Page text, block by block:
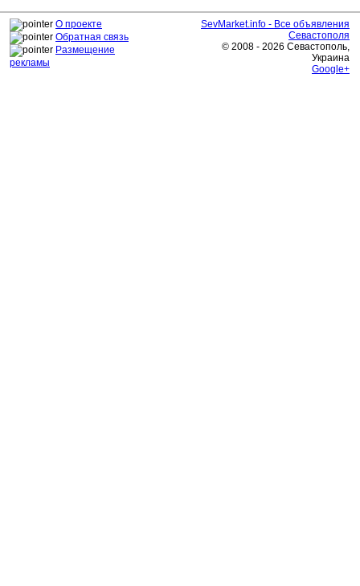
О проекте
Обратная связь
Размещение
рекламы
SevMarket.info - Все объявления
Севастополя
© 2008 - 2026 Севастополь,
Украина
Google+